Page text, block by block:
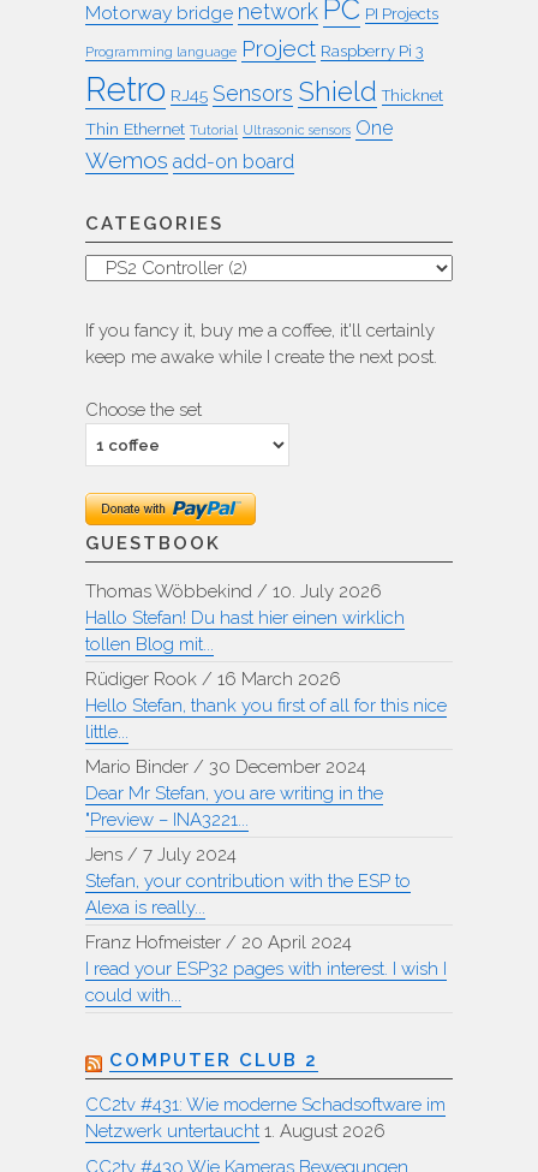
Motorway bridge network PC PI Projects
Programming language Project Raspberry Pi 3
Retro RJ45 Sensors Shield Thicknet
Thin Ethernet Tutorial Ultrasonic sensors One
Wemos add-on board
CATEGORIES
Categories
If you fancy it, buy me a coffee, it'll certainly
keep me awake while I create the next post.
Choose the set
GUESTBOOK
Thomas Wöbbekind / 10. July 2026
Hallo Stefan! Du hast hier einen wirklich
tollen Blog mit...
Rüdiger Rook / 16 March 2026
Hello Stefan, thank you first of all for this nice
little...
Mario Binder / 30 December 2024
Dear Mr Stefan, you are writing in the
"Preview – INA3221...
Jens / 7 July 2024
Stefan, your contribution with the ESP to
Alexa is really...
Franz Hofmeister / 20 April 2024
I read your ESP32 pages with interest. I wish I
could with...
COMPUTER CLUB 2
CC2tv #431: Wie moderne Schadsoftware im
Netzwerk untertaucht 1. August 2026
CC2tv #430 Wie Kameras Bewegungen